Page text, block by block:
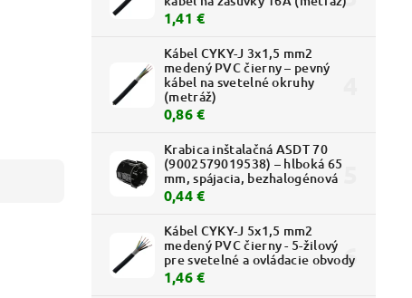
1,41 €
Kábel CYKY-J 3x1,5 mm2
medený PVC čierny – pevný
kábel na svetelné okruhy
(metráž)
0,86 €
Krabica inštalačná ASDT 70
(9002579019538) – hlboká 65
mm, spájacia, bezhalogénová
0,44 €
Kábel CYKY-J 5x1,5 mm2
medený PVC čierny - 5-žilový
pre svetelné a ovládacie obvody
1,46 €